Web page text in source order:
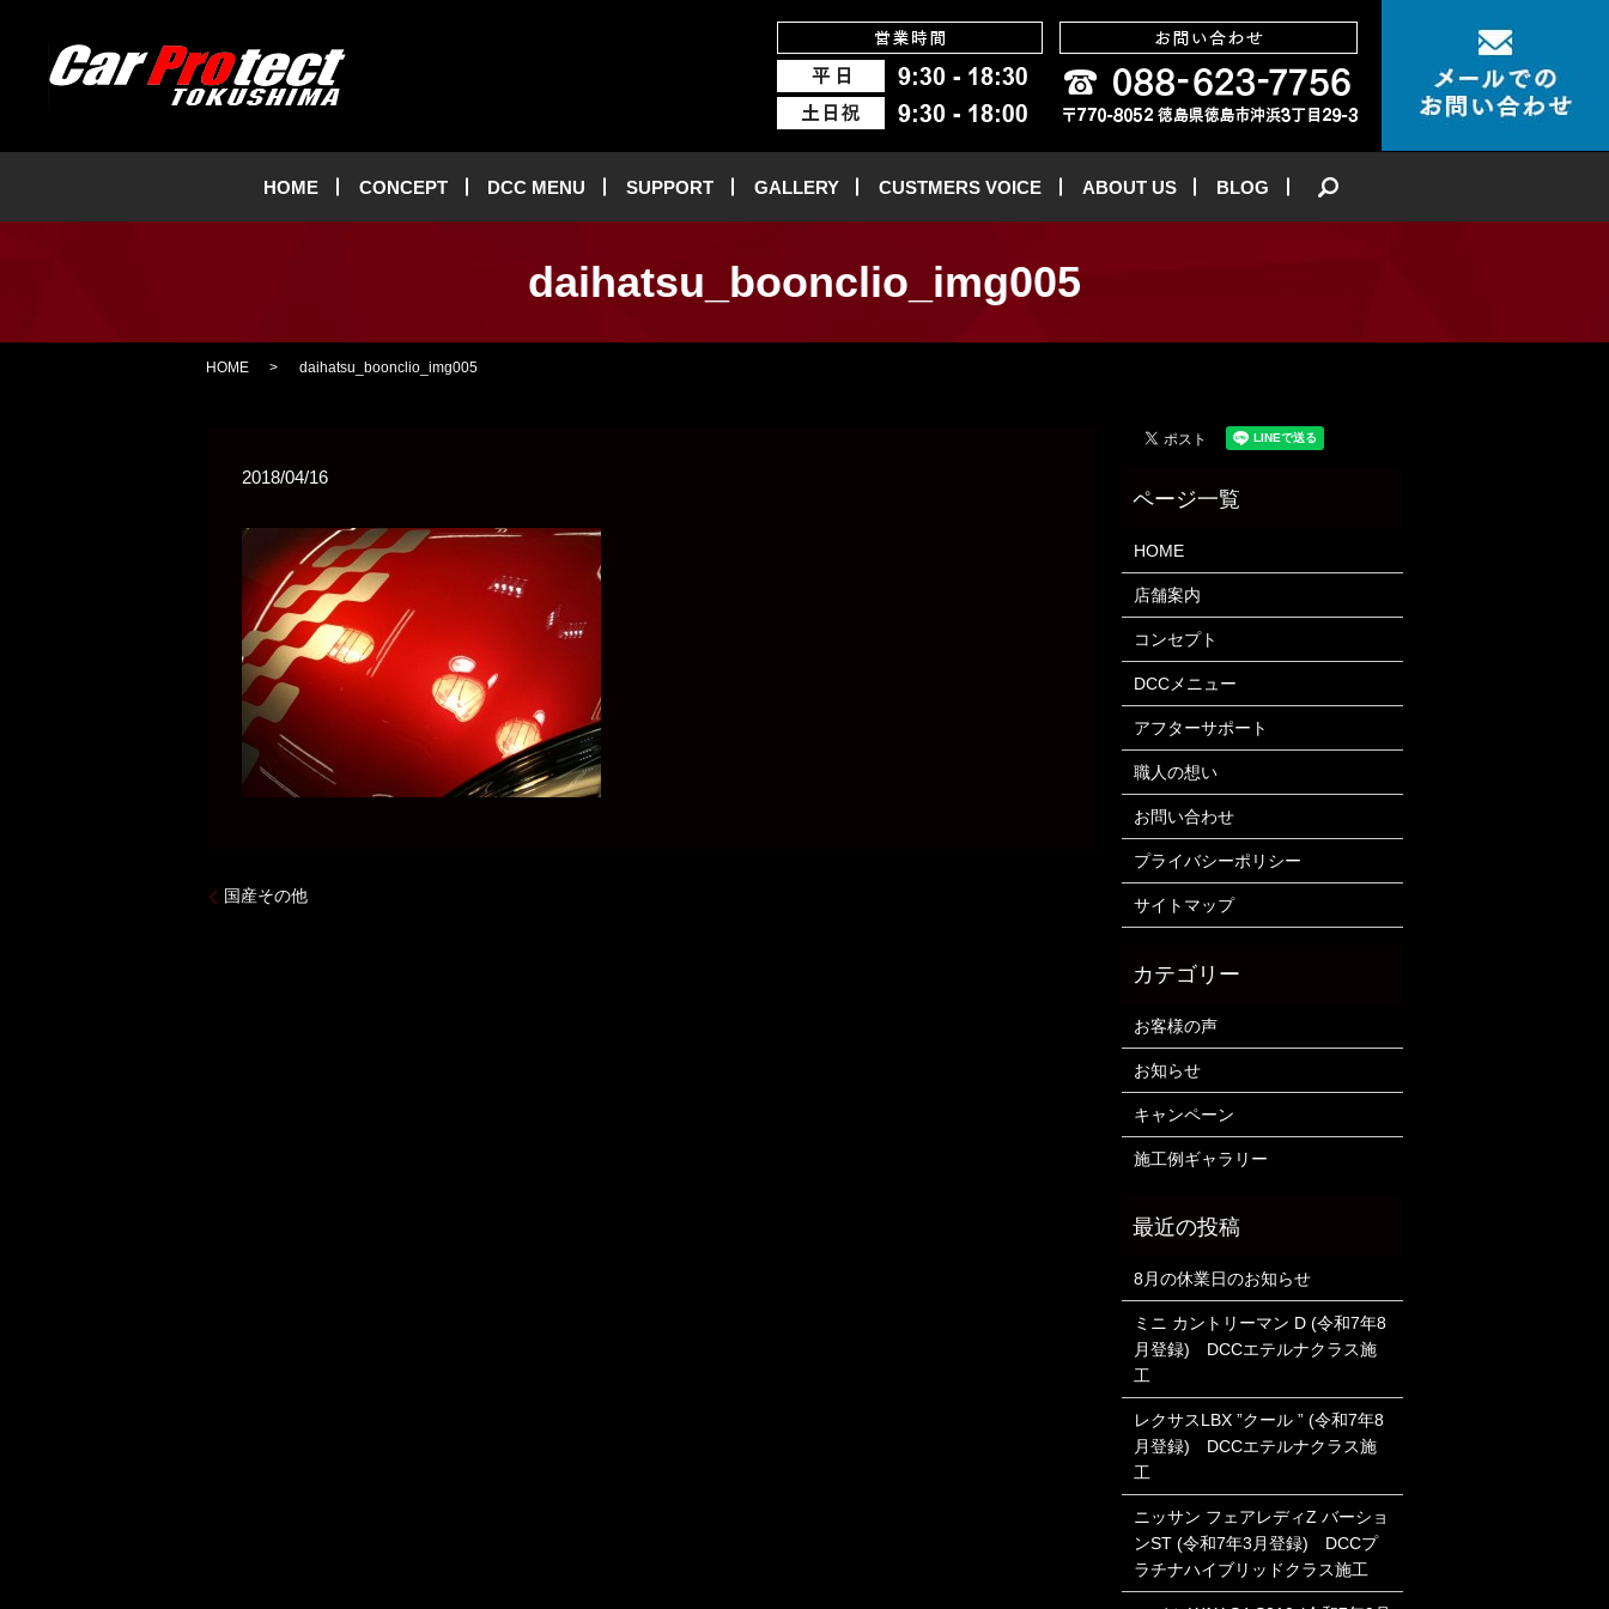
HOME CONCEPT DCC MENU SUPPORT GALLERY CUSTMERS VOICE ABOUT US BLOG
daihatsu_boonclio_img005
HOME daihatsu_boonclio_img005
2018/04/16
国産その他
HOME
店舗案内
コンセプト
DCCメニュー
アフターサポート
職人の想い
お問い合わせ
プライバシーポリシー
サイトマップ
お客様の声
お知らせ
キャンペーン
施工例ギャラリー
8月の休業日のお知らせ
ミニ カントリーマン D (令和7年8
月登録) DCCエテルナクラス施
工
レクサスLBX ”クール ” (令和7年8
月登録) DCCエテルナクラス施
工
ニッサン フェアレディZ バーショ
ンST (令和7年3月登録) DCCプ
ラチナハイブリッドクラス施工